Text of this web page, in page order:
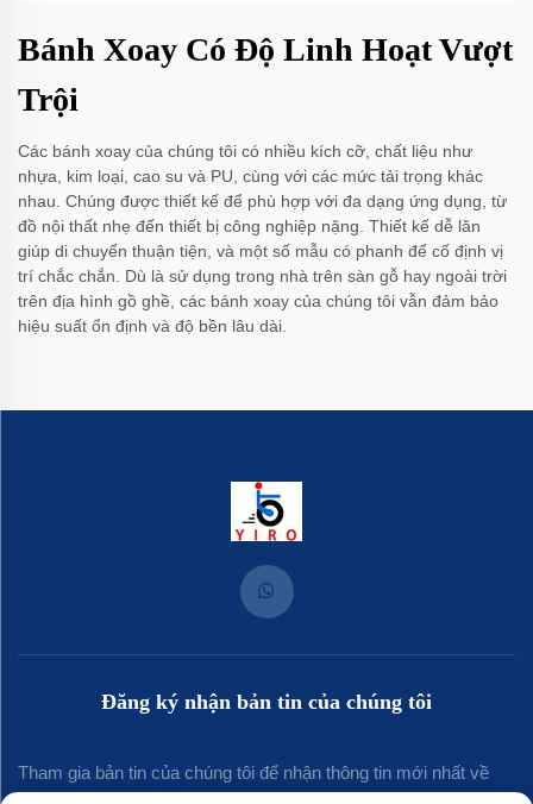
Bánh Xoay Có Độ Linh Hoạt Vượt
Trội
Các bánh xoay của chúng tôi có nhiều kích cỡ, chất liệu như
nhựa, kim loại, cao su và PU, cùng với các mức tải trọng khác
nhau. Chúng được thiết kế để phù hợp với đa dạng ứng dụng, từ
đồ nội thất nhẹ đến thiết bị công nghiệp nặng. Thiết kế dễ lăn
giúp di chuyển thuận tiện, và một số mẫu có phanh để cố định vị
trí chắc chắn. Dù là sử dụng trong nhà trên sàn gỗ hay ngoài trời
trên địa hình gồ ghề, các bánh xoay của chúng tôi vẫn đảm bảo
hiệu suất ổn định và độ bền lâu dài.
Đăng ký nhận bản tin của chúng tôi
Tham gia bản tin của chúng tôi để nhận thông tin mới nhất về